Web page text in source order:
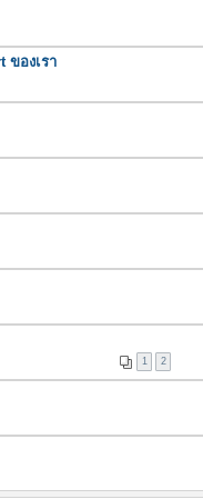
ของเรา
1 2